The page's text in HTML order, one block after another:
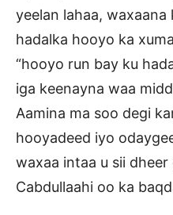
yeelan lahaa, waxaana
hadalka hooyo ka
“hooyo run bay ku
iga keenayna waa
Aamina ma soo degi
hooyadeed iyo
waxaa intaa u sii
Cabdullaahi oo ka